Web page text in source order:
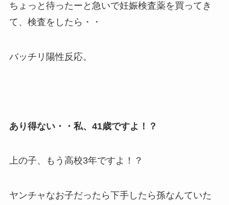
ちょっと待ったーと急いで妊娠検査薬を買ってき
て、検査をしたら・・
バッチリ陽性反応。
あり得ない・・私、41歳ですよ！？
上の子、もう高校3年ですよ！？
ヤンチャなお子だったら下手したら孫なんていた